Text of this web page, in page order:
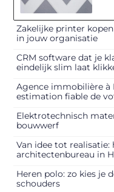
Zakelijke printer
in jouw organisatie
CRM software dat je
eindelijk slim laat
Agence immobilière à
estimation fiable de
Elektrotechnisch
bouwwerf
Van idee tot
architectenbureau in
Heren polo: zo kies je
schouders